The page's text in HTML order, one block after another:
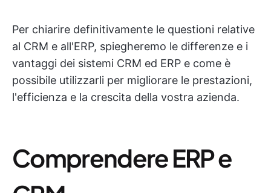
Per chiarire definitivamente le questioni relative
al CRM e all'ERP, spiegheremo le differenze e i
vantaggi dei sistemi CRM ed ERP e come è
possibile utilizzarli per migliorare le prestazioni,
l'efficienza e la crescita della vostra azienda.
Comprendere ERP e